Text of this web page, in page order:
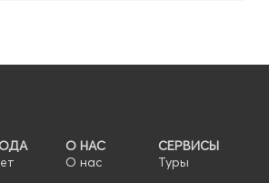
О НАС
О нас
СЕРВИСЫ
Туры